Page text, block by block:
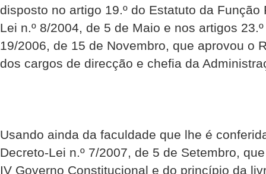
disposto no artigo 19.º do Estatuto da
Lei n.º 8/2004, de 5 de Maio e nos artigos
19/2006, de 15 de Novembro, que aprovou o
dos cargos de direcção e chefia da
Usando ainda da faculdade que lhe é
Decreto-Lei n.º 7/2007, de 5 de Setembro,
IV Governo Constitucional e do princípio da